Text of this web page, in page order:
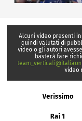
Alcuni video presenti
quindi valutati di
video o gli autori
basterà fare
video
Verissimo
Rai 1